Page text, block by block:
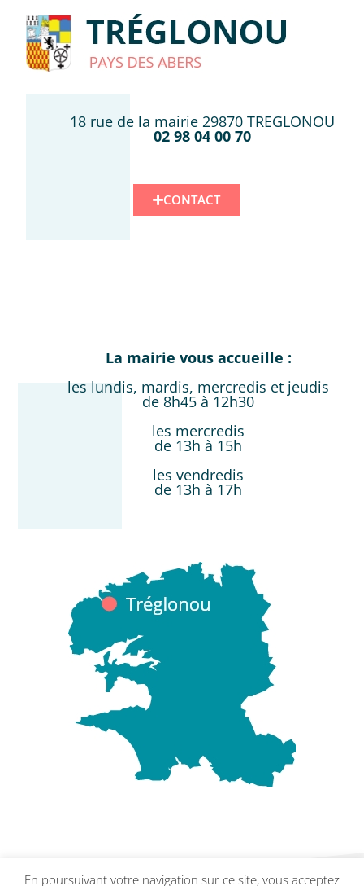
18 rue de la mairie 29870 TREGLONOU
02 98 04 00 70
CONTACT
La mairie vous accueille :
les lundis, mardis, mercredis et jeudis
de 8h45 à 12h30
les mercredis
de 13h à 15h
les vendredis
de 13h à 17h
En poursuivant votre navigation sur ce site, vous acceptez